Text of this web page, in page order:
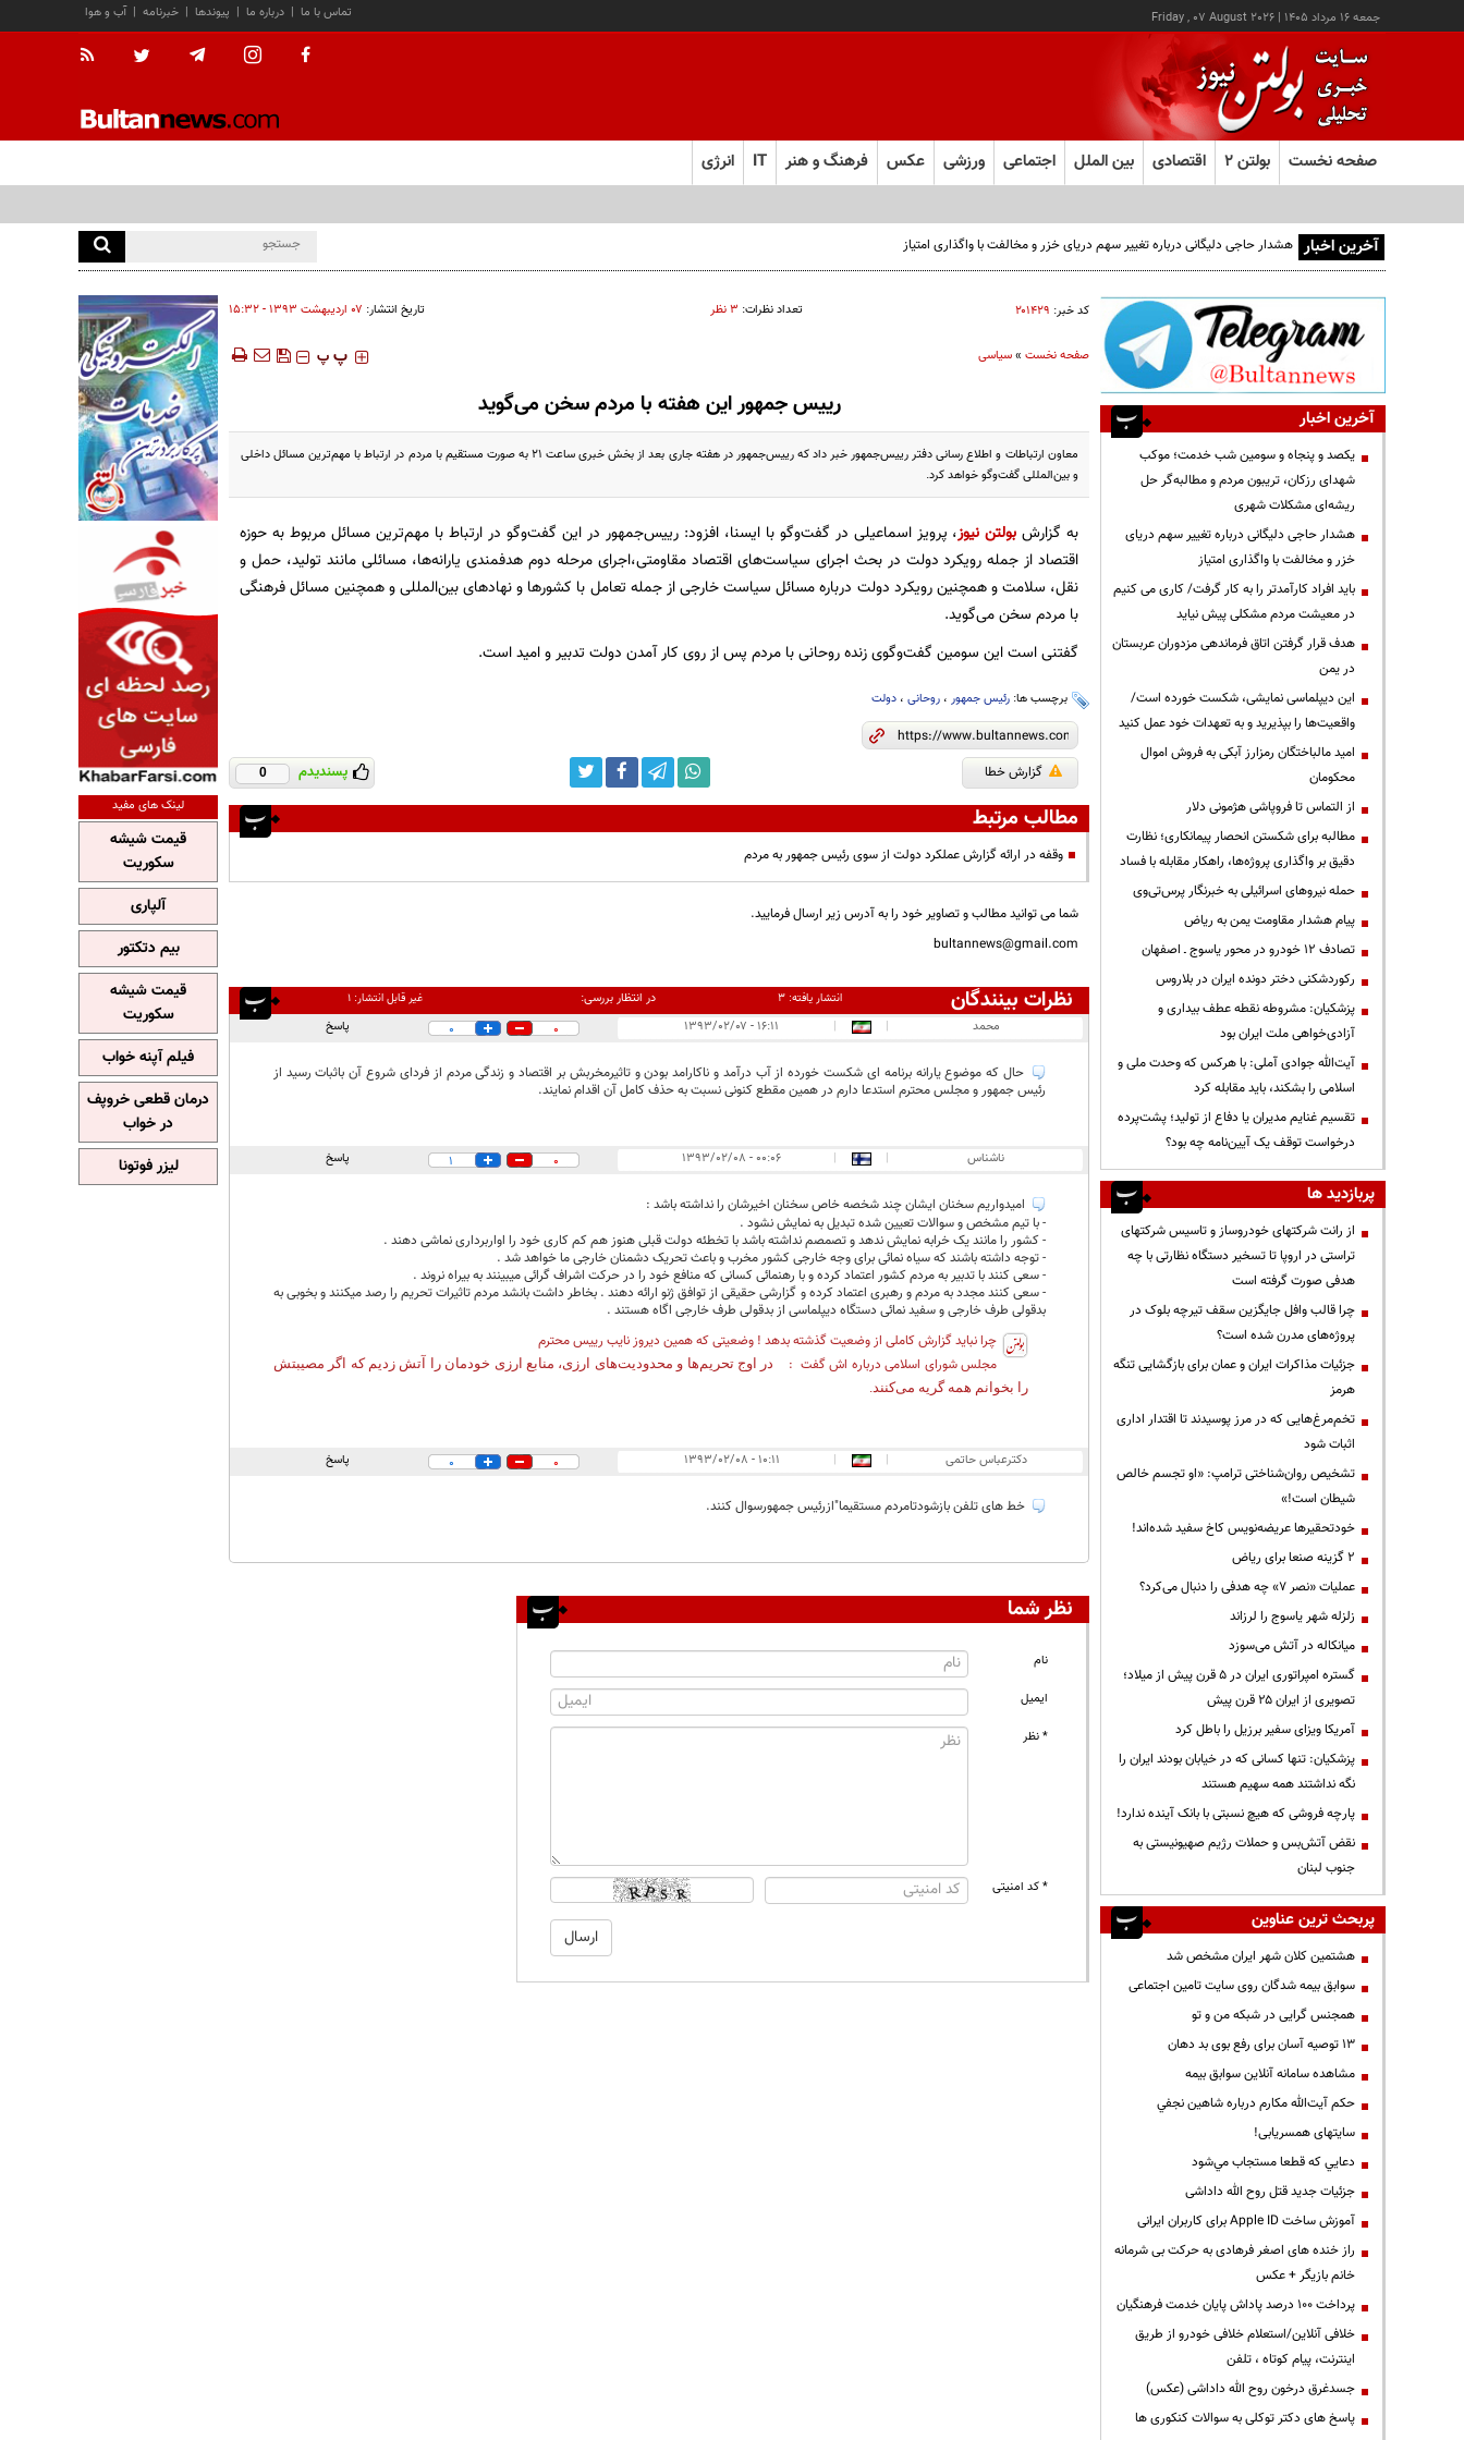
جمعه ۱۶ مرداد ۱۴۰۵ |
Friday , 07 August 2026 آب و هوا | خبرنامه | پیوندها | درباره ما | تماس با ما
صفحه نخست بولتن ۲ اقتصادی بین الملل اجتماعی ورزشی عکس فرهنگ و هنر IT انرژی
آخرین اخبار هشدار حاجی دلیگانی درباره تغییر سهم دریای خزر و مخالفت با واگذاری امتیاز
کد خبر: ۲۰۱۴۲۹ تعداد نظرات: ۳ نظر تاریخ انتشار: ۰۷ ارديبهشت ۱۳۹۳ - ۱۵:۳۲
صفحه نخست»سیاسی ‍‍‍ پ پ
رییس جمهور این هفته با مردم سخن می‌گوید
معاون ارتباطات و اطلاع رسانی دفتر رییس‌جمهور خبر داد که رییس‌جمهور در هفته جاری بعد از بخش خبری ساعت 21 به صورت مستقیم با مردم در ارتباط با مهم‌ترین مسائل داخلی
و بین‌المللی گفت‌وگو خواهد کرد.
به گزارش بولتن نیوز، پرویز اسماعیلی در گفت‌وگو با ایسنا، افزود: رییس‌جمهور در این گفت‌وگو در ارتباط با مهم‌ترین مسائل مربوط به حوزه
اقتصاد از جمله رویکرد دولت در بحث اجرای سیاست‌های اقتصاد مقاومتی،اجرای مرحله دوم هدفمندی یارانه‌ها، مسائلی مانند تولید، حمل و
نقل، سلامت و همچنین رویکرد دولت درباره مسائل سیاست خارجی از جمله تعامل با کشورها و نهادهای بین‌المللی و همچنین مسائل فرهنگی
با مردم سخن می‌گوید.
گفتنی است این سومین گفت‌وگوی زنده روحانی با مردم پس از روی کار آمدن دولت تدبیر و امید است.
برچسب ها: رئیس جمهور، روحانی، دولت
گزارش خطا پسندیدم 0
مطالب مرتبط
وقفه در ارائه گزارش عملکرد دولت از سوی رئیس جمهور به مردم
شما می توانید مطالب و تصاویر خود را به آدرس زیر ارسال فرمایید.
bultannews@gmail.com
نظرات بینندگان انتشار یافته:۳ در انتظار بررسی: غیر قابل انتشار:۱
محمد |
| ۱۶:۱۱ - ۱۳۹۳/۰۲/۰۷ 0
0 پاسخ
حال که موضوع یارانه برنامه ای شکست خورده از آب درآمد و ناکارامد بودن و تاثیرمخربش بر اقتصاد و زندگی مردم از فردای شروع آن باثبات رسید از
رئیس جمهور و مجلس محترم استدعا دارم در همین مقطع کنونی نسبت به حذف کامل آن اقدام نمایند.
ناشناس |
| ۰۰:۰۶ - ۱۳۹۳/۰۲/۰۸ 0
1 پاسخ
امیدواریم سخنان ایشان چند شخصه خاص سخنان اخیرشان را نداشته باشد :
- با تیم مشخص و سوالات تعیین شده تبدیل به نمایش نشود .
- کشور را مانند یک خرابه نمایش ندهد و تصمصم نداشته باشد با تخطئه دولت قبلی هنوز هم کم کاری خود را اواربرداری نماشی دهند .
- توجه داشته باشند که سیاه نمائی برای وجه خارجی کشور مخرب و باعث تحریک دشمنان خارجی ما خواهد شد .
- سعی کنند با تدبیر به مردم کشور اعتماد کرده و با رهنمائی کسانی که منافع خود را در حرکت اشراف گرائی میبینند به بیراه نروند .
- سعی کنند مجدد به مردم و رهبری اعتماد کرده و گزارشی حقیقی از توافق ژنو ارائه دهند . بخاطر داشت بانشد مردم تاثیرات تحریم را رصد میکنند و بخوبی به
بدقولی طرف خارجی و سفید نمائی دستگاه دیپلماسی از بدقولی طرف خارجی اگاه هستند .
چرا نباید گزارش کاملی از وضعیت گذشته بدهد ! وضعیتی که همین دیروز نایب رییس محترم
مجلس شورای اسلامی درباره اش گفت :
در اوج تحریم‌ها و محدودیت‌های ارزی، منابع ارزی خودمان را آتش زدیم که اگر مصیبتش
را بخوانم همه گریه می‌کنند.
دکترعباس حاتمی |
| ۱۰:۱۱ - ۱۳۹۳/۰۲/۰۸ 0
0 پاسخ
خط های تلفن بازشودتامردم مستقیما"ازرئیس جمهورسوال کنند.
نظر شما
نام
ایمیل
* نظر
* کد امنیتی
آخرین اخبار
یکصد و پنجاه و سومین شب خدمت؛ موکب
شهدای رزکان، تریبون مردم و مطالبه‌گر حل
ریشه‌ای مشکلات شهری
هشدار حاجی دلیگانی درباره تغییر سهم دریای
خزر و مخالفت با واگذاری امتیاز
باید افراد کارآمدتر را به کار گرفت/ کاری می کنیم
در معیشت مردم مشکلی پیش نیاید
هدف قرار گرفتن اتاق‌ فرماندهی مزدوران عربستان
در یمن
این دیپلماسی نمایشی، شکست خورده است/
واقعیت‌ها را بپذیرید و به تعهدات خود عمل کنید
امید مالباختگان رمزارز آبکی به فروش اموال
محکومان
از التماس تا فروپاشی هژمونی دلار
مطالبه برای شکستن انحصار پیمانکاری؛ نظارت
دقیق بر واگذاری پروژه‌ها، راهکار مقابله با فساد
حمله نیروهای اسرائیلی به خبرنگار پرس‌تی‌وی
پیام هشدار مقاومت یمن به ریاض
تصادف ۱۲ خودرو در محور یاسوج ـ اصفهان
رکوردشکنی دختر دونده ایران در بلاروس
پزشکیان: مشروطه نقطه عطف بیداری و
آزادی‌خواهی ملت ایران بود
آیت‌الله جوادی آملی: با هرکس که وحدت ملی و
اسلامی را بشکند، باید مقابله کرد
تقسیم غنایم مدیران یا دفاع از تولید؛ پشت‌پرده
درخواست توقف یک آیین‌نامه چه بود؟
پربازدید ها
از رانت‌ شرکتهای خودروساز و تاسیس شرکتهای
تراستی در اروپا تا تسخیر دستگاه نظارتی با چه
هدفی صورت گرفته است
چرا قالب وافل جایگزین سقف تیرچه بلوک در
پروژه‌های مدرن شده است؟
جزئیات مذاکرات ایران و عمان برای بازگشایی تنگه
هرمز
تخم‌مرغ‌هایی که در مرز پوسیدند تا اقتدار اداری
اثبات شود
تشخیص روان‌شناختی ترامپ: «او تجسم خالص
شیطان است!»
خودتحقیرها عریضه‌نویس کاخ سفید شده‌اند!
۲ گزینه صنعا برای ریاض
عملیات «نصر ۷» چه هدفی را دنبال می‌کرد؟
زلزله شهر یاسوج را لرزاند
میانکاله در آتش می‌سوزد
گستره امپراتوری ایران در ۵ قرن پیش از میلاد؛
تصویری از ایران ۲۵ قرن پیش
آمریکا ویزای سفیر برزیل را باطل کرد
پزشکیان: تنها کسانی که در خیابان بودند ایران را
نگه نداشتند همه سهیم هستند
پارچه فروشی که هیچ نسبتی با بانک آینده ندارد!
نقض آتش‌بس و حملات رژیم صهیونیستی به
جنوب لبنان
پربحث ترین عناوین
هشتمین کلان شهر ایران مشخص شد
سوابق بیمه شدگان روی سایت تامین اجتماعی
همجنس گرایی در شبکه من و تو
13 توصیه آسان برای رفع بوی بد دهان
مشاهده سامانه آنلاين سوابق بیمه
حكم آيت‌الله مكارم درباره شاهين نجفي
سایتهای همسریابی!
دعايي كه قطعا مستجاب مي‌شود
جزئیات جدید قتل روح الله داداشی
آموزش ساخت Apple ID برای کاربران ایرانی
راز خنده های اصغر فرهادی به حرکت بی شرمانه
خانم بازیگر + عکس
پرداخت ۱۰۰ درصد پاداش پایان خدمت فرهنگیان
خلافی آنلاین/استعلام خلافی خودرو از طریق
اینترنت، پیام کوتاه ، تلفن
جسدغرق درخون روح الله داداشی (عکس)
پاسخ های دکتر توکلی به سوالات کنکوری ها
لینک های مفید
قیمت شیشه
سکوریت
آلپاری
بیم دتکتور
قیمت شیشه
سکوریت
فیلم آپنه خواب
درمان قطعی خروپف
در خواب
لیزر فوتونا